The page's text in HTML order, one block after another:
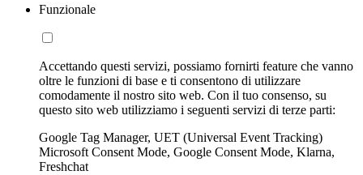
Funzionale
Accettando questi servizi, possiamo fornirti feature che vanno
oltre le funzioni di base e ti consentono di utilizzare
comodamente il nostro sito web. Con il tuo consenso, su
questo sito web utilizziamo i seguenti servizi di terze parti:
Google Tag Manager, UET (Universal Event Tracking)
Microsoft Consent Mode, Google Consent Mode, Klarna,
Freshchat